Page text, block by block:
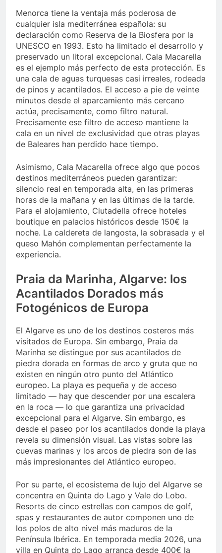
Menorca tiene la ventaja más poderosa de
cualquier isla mediterránea española: su
declaración como Reserva de la Biosfera por la
UNESCO en 1993. Esto ha limitado el desarrollo y
preservado un litoral excepcional. Cala Macarella
es el ejemplo más perfecto de esta protección. Es
una cala de aguas turquesas casi irreales, rodeada
de pinos y acantilados. El acceso a pie de veinte
minutos desde el aparcamiento más cercano
actúa, precisamente, como filtro natural.
Precisamente ese filtro de acceso mantiene la
cala en un nivel de exclusividad que otras playas
de Baleares han perdido hace tiempo.
Asimismo, Cala Macarella ofrece algo que pocos
destinos mediterráneos pueden garantizar:
silencio real en temporada alta, en las primeras
horas de la mañana y en las últimas de la tarde.
Para el alojamiento, Ciutadella ofrece hoteles
boutique en palacios históricos desde 150€ la
noche. La caldereta de langosta, la sobrasada y el
queso Mahón complementan perfectamente la
experiencia.
Praia da Marinha, Algarve: los
Acantilados Dorados más
Fotogénicos de Europa
El Algarve es uno de los destinos costeros más
visitados de Europa. Sin embargo, Praia da
Marinha se distingue por sus acantilados de
piedra dorada en formas de arco y gruta que no
existen en ningún otro punto del Atlántico
europeo. La playa es pequeña y de acceso
limitado — hay que descender por una escalera
en la roca — lo que garantiza una privacidad
excepcional para el Algarve. Sin embargo, es
desde el paseo por los acantilados donde la playa
revela su dimensión visual. Las vistas sobre las
cuevas marinas y los arcos de piedra son de las
más impresionantes del Atlántico europeo.
Por su parte, el ecosistema de lujo del Algarve se
concentra en Quinta do Lago y Vale do Lobo.
Resorts de cinco estrellas con campos de golf,
spas y restaurantes de autor componen uno de
los polos de alto nivel más maduros de la
Península Ibérica. En temporada media 2026, una
villa en Quinta do Lago arranca desde 400€ la